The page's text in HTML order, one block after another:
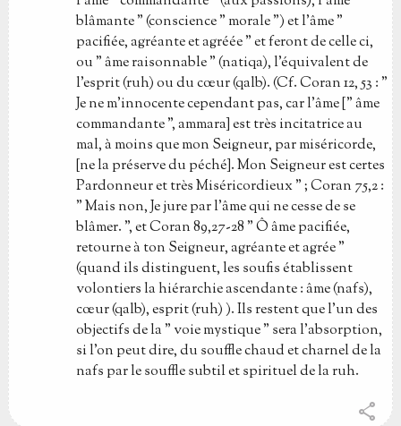
blâmante " (conscience " morale ") et l'âme "
pacifiée, agréante et agréée " et feront de celle ci,
ou " âme raisonnable " (natiqa), l'équivalent de
l'esprit (ruh) ou du cœur (qalb). (Cf. Coran 12, 53 : "
Je ne m'innocente cependant pas, car l'âme [" âme
commandante ", ammara] est très incitatrice au
mal, à moins que mon Seigneur, par miséricorde,
[ne la préserve du péché]. Mon Seigneur est certes
Pardonneur et très Miséricordieux " ; Coran 75,2 :
" Mais non, Je jure par l'âme qui ne cesse de se
blâmer. ", et Coran 89,27-28 " Ô âme pacifiée,
retourne à ton Seigneur, agréante et agrée "
(quand ils distinguent, les soufis établissent
volontiers la hiérarchie ascendante : âme (nafs),
cœur (qalb), esprit (ruh) ). Ils restent que l'un des
objectifs de la " voie mystique " sera l'absorption,
si l'on peut dire, du souffle chaud et charnel de la
nafs par le souffle subtil et spirituel de la ruh.
share